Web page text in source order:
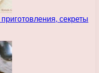
секреты